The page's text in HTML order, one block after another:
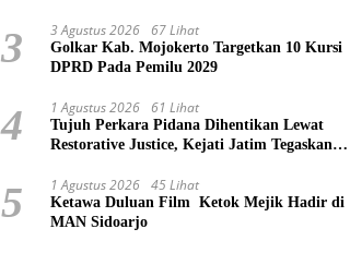
3 3 Agustus 2026 67 Lihat
Golkar Kab. Mojokerto Targetkan 10 Kursi
DPRD Pada Pemilu 2029
4 1 Agustus 2026 61 Lihat
Tujuh Perkara Pidana Dihentikan Lewat
Restorative Justice, Kejati Jatim Tegaskan
5 1 Agustus 2026 45 Lihat
Ketawa Duluan Film Ketok Mejik Hadir di
MAN Sidoarjo